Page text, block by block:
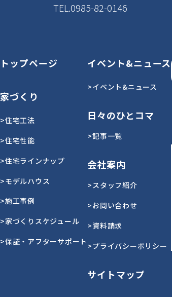
TEL.0985-82-0146
トップページ
家づくり
>住宅工法
>住宅性能
>住宅ラインナップ
>モデルハウス
>施工事例
>家づくりスケジュール
>保証・アフターサポート
イベント&ニュース
>イベント&ニュース
日々のひとコマ
>記事一覧
会社案内
>スタッフ紹介
>お問い合わせ
>資料請求
>プライバシーポリシー
サイトマップ